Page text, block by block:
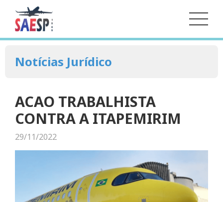
Notícias Jurídico
ACAO TRABALHISTA
CONTRA A ITAPEMIRIM
29/11/2022